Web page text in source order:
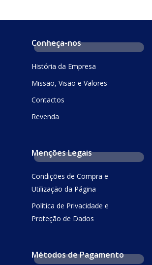
Conheça-nos
História da Empresa
Missão, Visão e Valores
Contactos
Revenda
Menções Legais
Condições de Compra e
Utilização da Página
Política de Privacidade e
Proteção de Dados
Métodos de Pagamento